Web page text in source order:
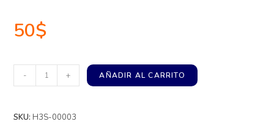
50$
- + AÑADIR AL CARRITO
SKU: H3S-00003